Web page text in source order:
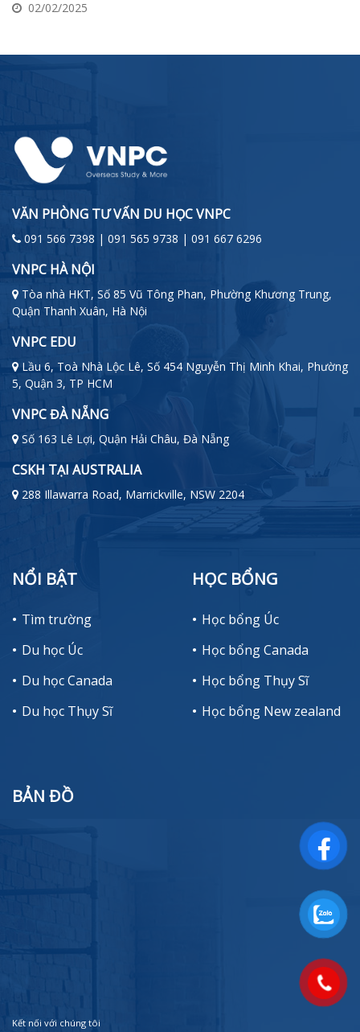
02/02/2025
VĂN PHÒNG TƯ VẤN DU HỌC VNPC
091 566 7398 | 091 565 9738 | 091 667 6296
VNPC HÀ NỘI
Tòa nhà HKT, Số 85 Vũ Tông Phan, Phường Khương Trung,
Quận Thanh Xuân, Hà Nội
VNPC EDU
Lầu 6, Toà Nhà Lộc Lê, Số 454 Nguyễn Thị Minh Khai, Phường
5, Quận 3, TP HCM
VNPC ĐÀ NẴNG
Số 163 Lê Lợi, Quận Hải Châu, Đà Nẵng
CSKH TẠI AUSTRALIA
288 Illawarra Road, Marrickville, NSW 2204
NỔI BẬT
Tìm trường
Du học Úc
Du học Canada
Du học Thụy Sĩ
HỌC BỔNG
Học bổng Úc
Học bổng Canada
Học bổng Thụy Sĩ
Học bổng New zealand
BẢN ĐỒ
Kết nối với chúng tôi